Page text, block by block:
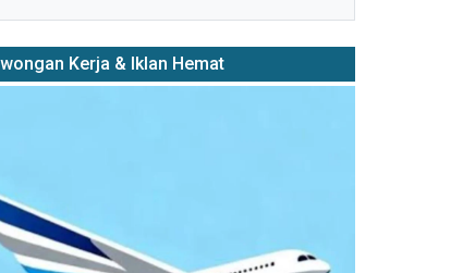
Kerja & Iklan Hemat